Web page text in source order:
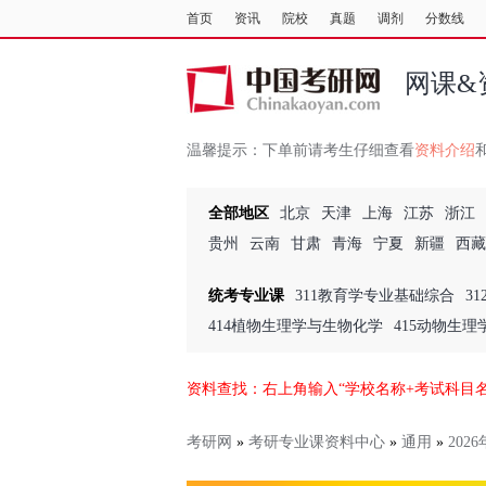
首页 资讯 院校 真题 调剂 分数线
网课&
温馨提示： 下单前请考生仔细查看资料介绍
全部地区 北京 天津 上海 江苏
浙江
贵州
云南 甘肃 青海 宁夏 新疆 西藏
统考专业课 311教育学专业基础综合
414植物生理学与生物化学
415动物生理
资料查找：右上角输入“学校名称+考试科目
考研网 » 考研专业课资料中心 » 通用 » 2026